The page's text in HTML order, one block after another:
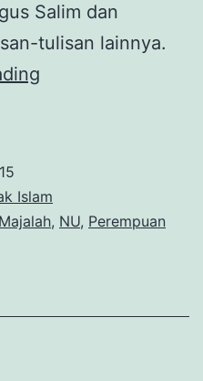
Salim dan
tulisan lainnya.
2:
Kiprah
Panggung
Islam
Majalah, NU, Perempuan